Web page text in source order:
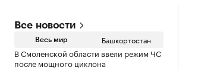
Все новости
Весь мир Башкортостан
В Смоленской области ввели режим ЧС
после мощного циклона